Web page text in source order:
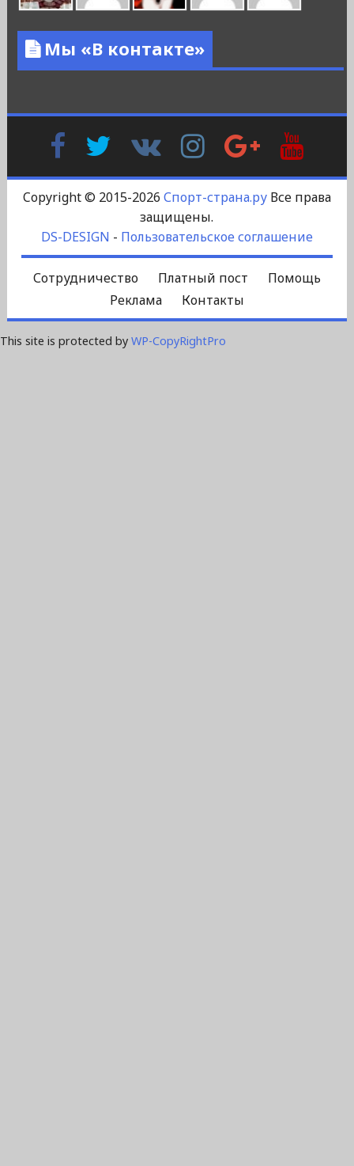
Мы «В контакте»
FacebookTwitter
Контакте
InstagramGoogle
Plus
Copyright © 2015-2026 Спорт-страна.руВсе права
защищены.
DS-DESIGN - Пользовательское соглашение
Сотрудничество Платный пост
Помощь
Реклама
Контакты
This site is protected by WP-CopyRightPro